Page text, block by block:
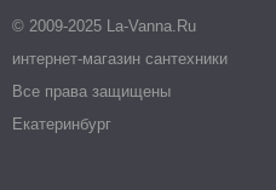
© 2009-2025 La-Vanna.Ru
интернет-магазин сантехники
Все права защищены
Екатеринбург